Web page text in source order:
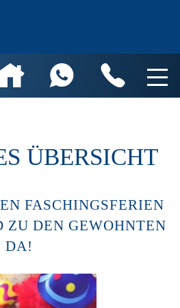
ÜBERSICHT
FASCHINGSFERIEN
ZU DEN GEWOHNTEN
DA!